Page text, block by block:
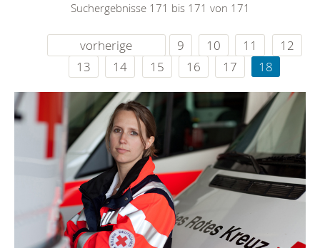
Suchergebnisse 171 bis 171 von 171
vorherige 9 10 11
12
13
14 15 16 17 18